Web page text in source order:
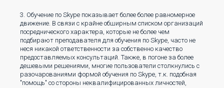
3. Обучение по Skype показывает более более равномерное
движение. В связи с крайне обширным списком организаций
посреднического характера, которые не более чем
подбирают преподавателя для обучения по Skype, часто не
неся никакой ответственности за собственно качество
предоставляемых консультаций. Также, в погоне за более
дешевыми решениями, многие пользователи столкнулись с
разочарованиями формой обучения по Skype, т.к. подобная
"помощь" со стороны неквалифицированных личностей,